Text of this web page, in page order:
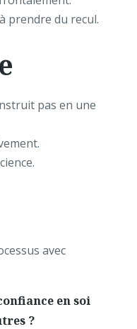
prendre du recul.
pas en une
avec
en soi
?